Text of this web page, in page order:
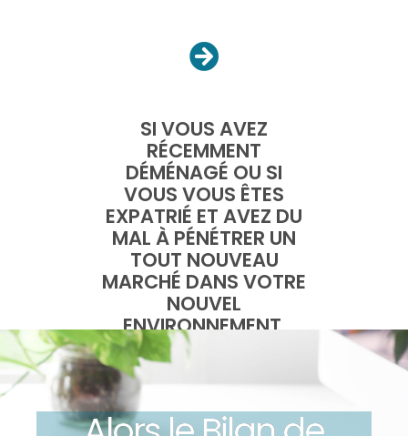
SI VOUS AVEZ
RÉCEMMENT
DÉMÉNAGÉ OU SI
VOUS VOUS ÊTES
EXPATRIÉ ET AVEZ DU
MAL À PÉNÉTRER UN
TOUT NOUVEAU
MARCHÉ DANS VOTRE
NOUVEL
ENVIRONNEMENT,